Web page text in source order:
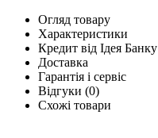
Огляд товару
Характеристики
Кредит від Ідея Банку
Доставка
Гарантія і сервіс
Відгуки (0)
Схожі товари